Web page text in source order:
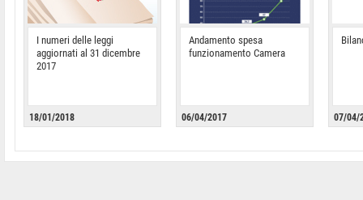
I numeri delle leggi
aggiornati al 31 dicembre
2017
18/01/2018
Andamento spesa
funzionamento Camera
06/04/2017 07/04/